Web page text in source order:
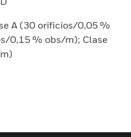
A (30 orificios/0,05 %
0,15 % obs/m); Clase